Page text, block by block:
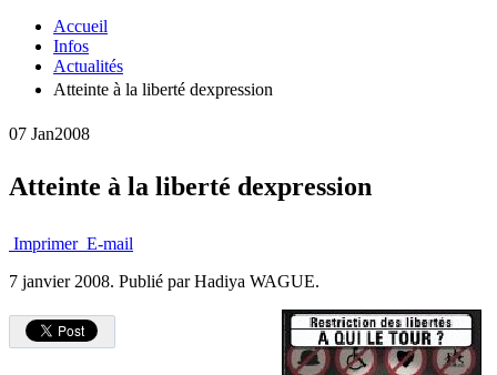
Accueil
Infos
Actualités
Atteinte à la liberté dexpression
07 Jan2008
Atteinte à la liberté dexpression
Imprimer E-mail
7 janvier 2008. Publié par Hadiya WAGUE.